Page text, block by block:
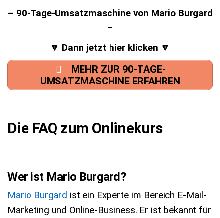
– 90-Tage-Umsatzmaschine von Mario Burgard
–
🔽 Dann jetzt hier klicken 🔽
MEHR ZUR 90-TAGE-
UMSATZMASCHINE ERFAHREN
Die FAQ zum Onlinekurs
Wer ist Mario Burgard?
Mario Burgard ist ein Experte im Bereich E-Mail-
Marketing und Online-Business. Er ist bekannt für